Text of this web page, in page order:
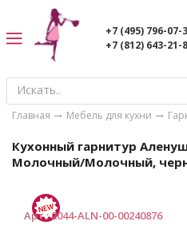
+7 (495) 796-07-
+7 (812) 643-21-
Главная Мебель для кухни
Кухонный гарнитур
Молочный/Молочный,
Арт.:2044-ALN-00-00240876